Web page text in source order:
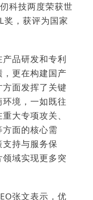
科技两度荣获世
奖，获评为国家
品研发和专利
更在构建国产
面发挥了关键
境，一如既往
大专项攻关、
面的核心需
持与服务保
域实现更多突
张文表示，优